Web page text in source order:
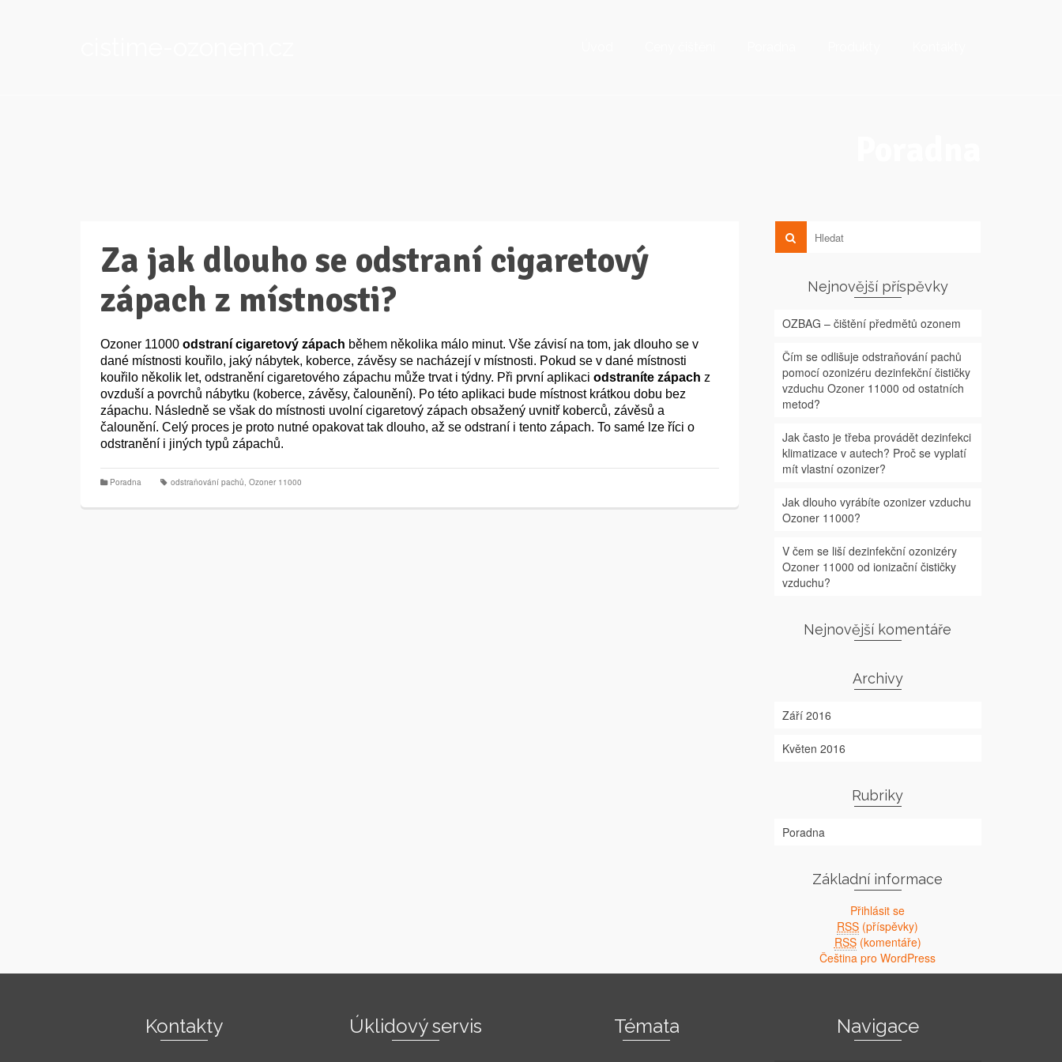
Za jak dlouho se odstraní cigaretový
zápach z místnosti?
Ozoner 11000 odstraní cigaretový zápach během několika málo minut. Vše závisí na tom, jak dlouho se v
dané místnosti kouřilo, jaký nábytek, koberce, závěsy se nacházejí v místnosti. Pokud se v dané místnosti
kouřilo několik let, odstranění cigaretového zápachu může trvat i týdny. Při první aplikaci odstraníte zápach z
ovzduší a povrchů nábytku (koberce, závěsy, čalounění). Po této aplikaci bude místnost krátkou dobu bez
zápachu. Následně se však do místnosti uvolní cigaretový zápach obsažený uvnitř koberců, závěsů a
čalounění. Celý proces je proto nutné opakovat tak dlouho, až se odstraní i tento zápach. To samé lze říci o
odstranění i jiných typů zápachů.
Poradna odstraňování pachů, Ozoner 11000
Nejnovější příspěvky
OZBAG – čištění předmětů ozonem
Čím se odlišuje odstraňování pachů
pomocí ozonizéru dezinfekční čističky
vzduchu Ozoner 11000 od ostatních
metod?
Jak často je třeba provádět dezinfekci
klimatizace v autech? Proč se vyplatí
mít vlastní ozonizer?
Jak dlouho vyrábíte ozonizer vzduchu
Ozoner 11000?
V čem se liší dezinfekční ozonizéry
Ozoner 11000 od ionizační čističky
vzduchu?
Nejnovější komentáře
Archivy
Září 2016
Květen 2016
Rubriky
Poradna
Základní informace
Přihlásit se
RSS (příspěvky)
RSS(komentáře)
Čeština pro WordPress
Kontakty Úklidový servis Témata Navigace